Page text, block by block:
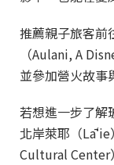
推薦親子旅客前
（Aulani, A
並參加營火故事
若想進一步了解
北岸萊耶（
Cultural Center